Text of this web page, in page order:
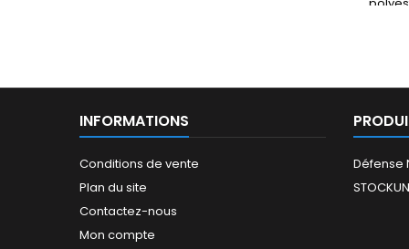
INFORMATIONS
Conditions de vente
Plan du site
Contactez-nous
Mon compte
Défense